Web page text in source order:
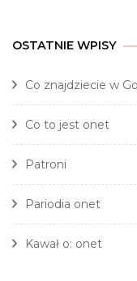
OSTATNIE WPISY
Co znajdziecie w
Co to jest onet
Patroni
Pariodia onet
Kawał o: onet